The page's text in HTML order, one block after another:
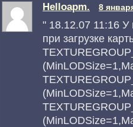
Helloapm. 8
" 18.12.07 11:16 У
при загрузке